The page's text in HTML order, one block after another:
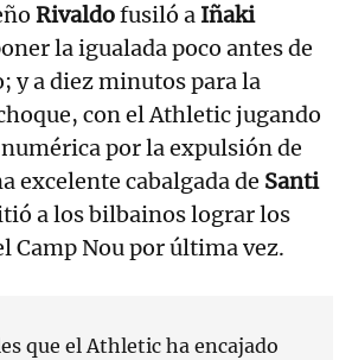
Rivaldofusiló a Iñaki
la igualada poco antes de
y a diez minutos para la
con el Athletic jugando
por la expulsión de
excelente cabalgada de Santi
a los bilbainos lograr los
Camp Nou por última vez.
que el Athletic ha encajado